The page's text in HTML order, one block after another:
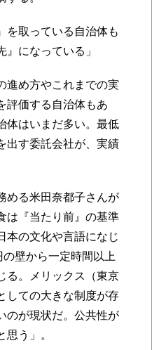
を取っている自治体も
になっている」
進め方やこれまでの実
評価する自治体もあ
体はいまだ多い。最低
出す委託会社が、実績
める米田奈都子さんが
は『当たり前』の基準
本の文化や言語になじ
壁から一定時間以上
る。メリックス（東京
しての大きな制度が存
のが現状だ。公共性が
う」。